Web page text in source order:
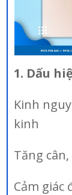
1. Dấu
Kinh
kinh
Tăng
Cảm giác